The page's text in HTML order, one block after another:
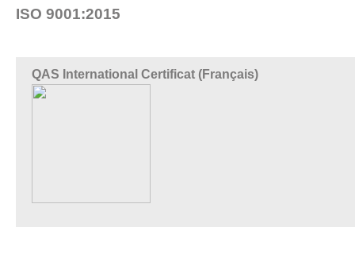
ISO 9001:2015
QAS International Certificat (Français)